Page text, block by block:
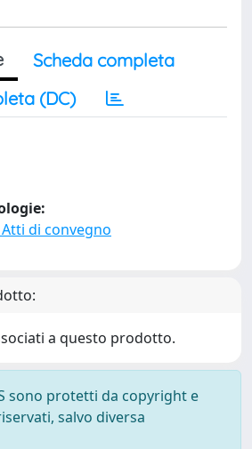
Scheda completa
(DC)
di convegno
a questo prodotto.
sono protetti da copyright e
salvo diversa